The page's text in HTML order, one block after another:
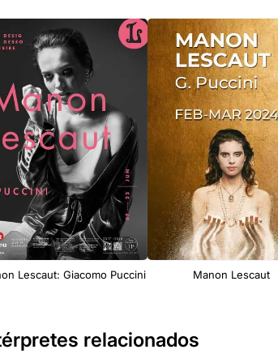
Lescaut: Giacomo Puccini Manon Lescaut
relacionados